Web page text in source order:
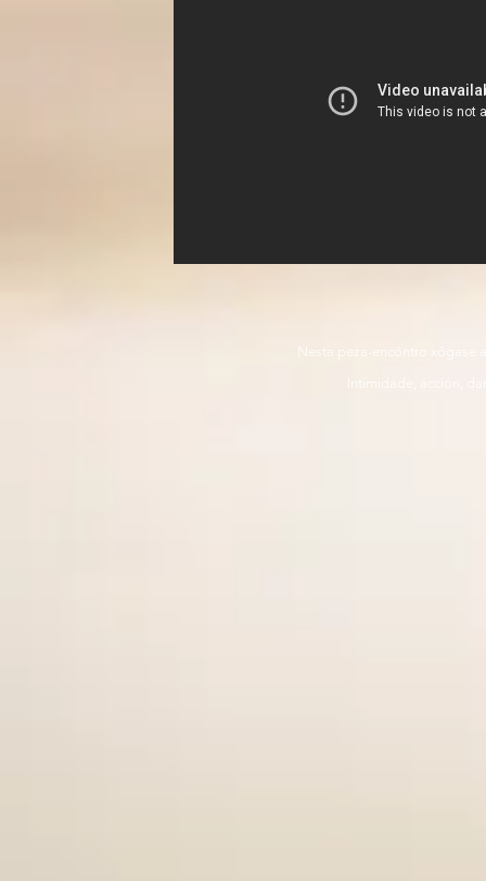
Nesta peza-encóntro xógase
Intimidade, acción,